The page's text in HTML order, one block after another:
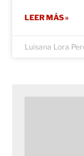
LEER MÁS »
Luisana Lora